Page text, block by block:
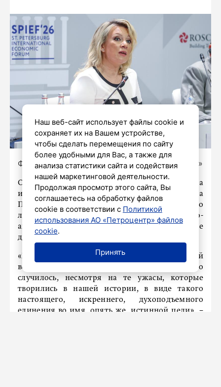
Фото: Олег Золото / «Петербургский дневник»
Официальный представитель Министерства
иностранных дел России Мария Захарова на
ПМЭФ сообщила в интервью РИА Новости, что
лучшим моментом в истории российско-
американских отношений является единение
двух государств в годы Второй мировой войны.
«Наше братство во времена Второй мировой
войны... Это, мне кажется, лучшее, что
случилось, несмотря на те ужасы, которые
творились в нашей истории, в виде такого
настоящего, искреннего, духоподъемного
единения во имя, опять же, истинной цели», −
Наш веб-сайт использует файлы cookie и
сохраняет их на Вашем устройстве,
чтобы сделать перемещения по сайту
более удобными для Вас, а также для
анализа статистики сайта и содействия
нашей маркетинговой деятельности.
Продолжая просмотр этого сайта, Вы
соглашаетесь на обработку файлов
cookie в соответствии с Политикой
использования АО «Петроцентр» файлов
cookie.
Принять